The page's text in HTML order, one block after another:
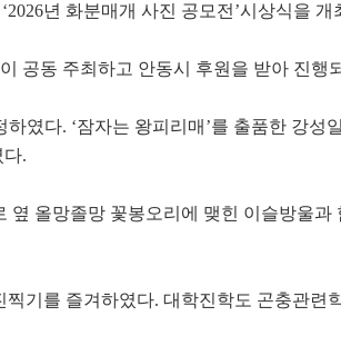
‘2026년 화분매개 사진 공모전 ’시상식을 개
공동 주최하고 안동시 후원을 받아 진행
하였다. ‘잠자는 왕피리매 ’를 출품한 강성
다.
옆 올망졸망 꽃봉오리에 맺힌 이슬방울
찍기를 즐겨하였다. 대학진학도 곤충관련